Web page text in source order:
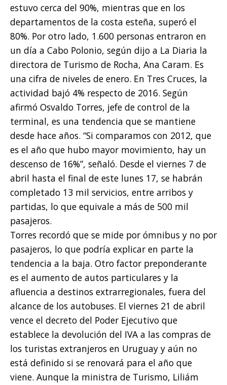
estuvo cerca del 90%, mientras que en los
departamentos de la costa esteña, superó el
80%. Por otro lado, 1.600 personas entraron en
un día a Cabo Polonio, según dijo a La Diaria la
directora de Turismo de Rocha, Ana Caram. Es
una cifra de niveles de enero. En Tres Cruces, la
actividad bajó 4% respecto de 2016. Según
afirmó Osvaldo Torres, jefe de control de la
terminal, es una tendencia que se mantiene
desde hace años. “Si comparamos con 2012, que
es el año que hubo mayor movimiento, hay un
descenso de 16%”, señaló. Desde el viernes 7 de
abril hasta el final de este lunes 17, se habrán
completado 13 mil servicios, entre arribos y
partidas, lo que equivale a más de 500 mil
pasajeros.
Torres recordó que se mide por ómnibus y no por
pasajeros, lo que podría explicar en parte la
tendencia a la baja. Otro factor preponderante
es el aumento de autos particulares y la
afluencia a destinos extrarregionales, fuera del
alcance de los autobuses. El viernes 21 de abril
vence el decreto del Poder Ejecutivo que
establece la devolución del IVA a las compras de
los turistas extranjeros en Uruguay y aún no
está definido si se renovará para el año que
viene. Aunque la ministra de Turismo, Liliám